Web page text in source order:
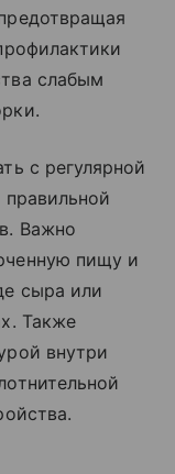
слабым
с регулярной
правильной
Важно
пищу и
сыра или
Также
внутри